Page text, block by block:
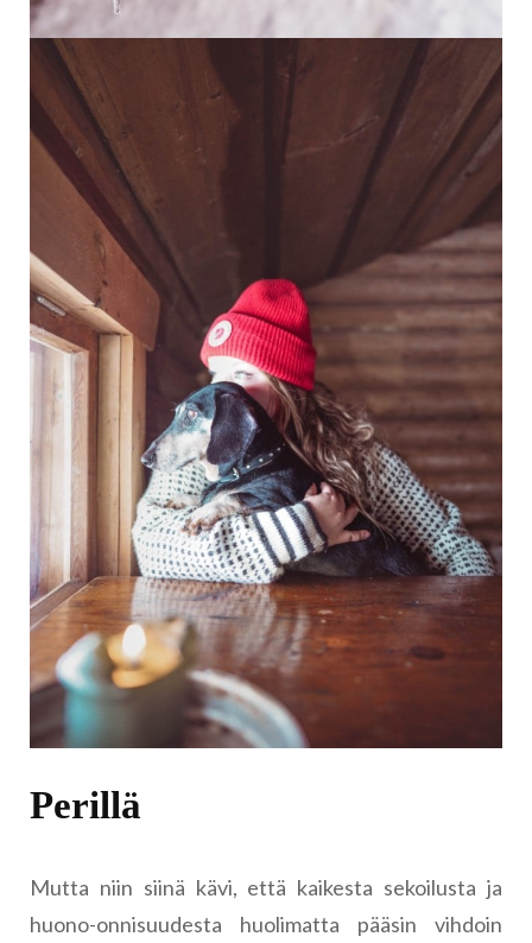
Perillä
Mutta niin siinä kävi, että kaikesta sekoilusta ja
huono-onnisuudesta huolimatta pääsin vihdoin